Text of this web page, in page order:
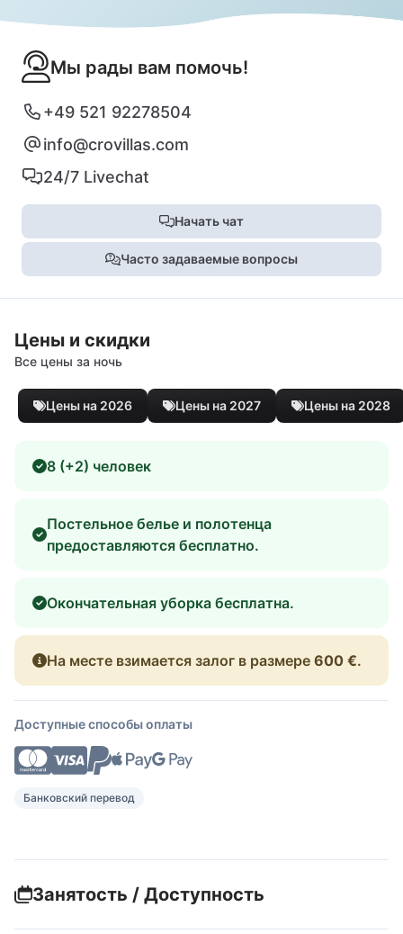
Мы рады вам помочь!
+49 521 92278504
info@crovillas.com
24/7 Livechat
Начать чат
Часто задаваемые вопросы
Цены и скидки
Все цены за ночь
Цены на 2026 Цены на 2027 Цены на 2028
8 (+2) человек
Постельное белье и полотенца
предоставляются бесплатно.
Окончательная уборка бесплатна.
На месте взимается залог в размере 600 €.
Доступные способы оплаты
Банковский перевод
Занятость / Доступность